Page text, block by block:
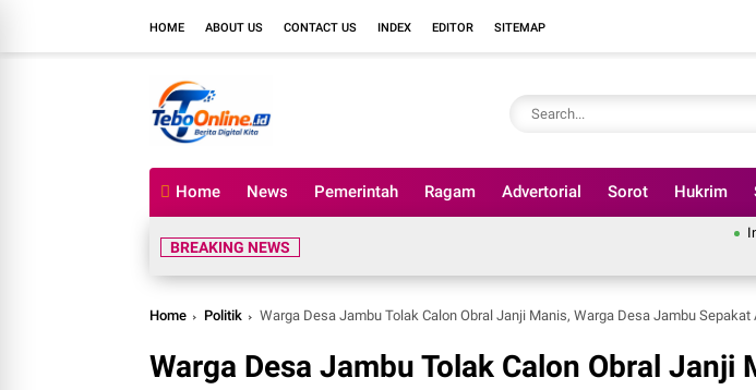
HOME ABOUT US CONTACT US INDEX EDITOR SITEMAP
Home News Pemerintah Ragam Advertorial Sorot Hukrim
BREAKING NEWS
Ini Kata Mazlan
Home Politik Warga Desa Jambu Tolak Calon Obral Janji Manis, Warga Desa Jambu Sepakat Aspan Jadi
Warga Desa Jambu Tolak Calon Obral Janji